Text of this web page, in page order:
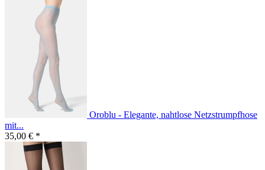
Oroblu - Elegante, nahtlose Netzstrumpfhose
mit...
35,00 € *